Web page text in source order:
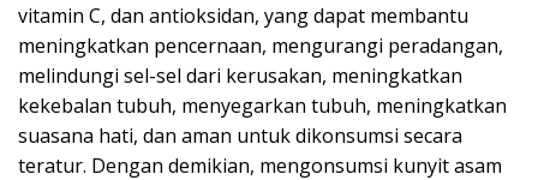
vitamin C, dan antioksidan, yang dapat membantu
meningkatkan pencernaan, mengurangi peradangan,
melindungi sel-sel dari kerusakan, meningkatkan
kekebalan tubuh, menyegarkan tubuh, meningkatkan
suasana hati, dan aman untuk dikonsumsi secara
teratur. Dengan demikian, mengonsumsi kunyit asam